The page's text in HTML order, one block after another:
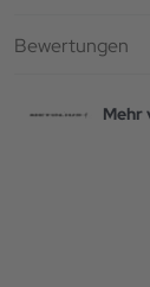
Bewertungen
Mehr